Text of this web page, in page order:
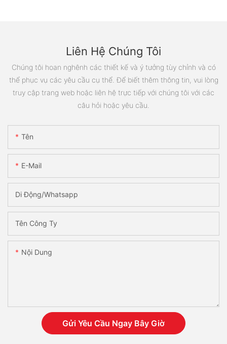
Liên Hệ Chúng Tôi
Chúng tôi hoan nghênh các thiết kế và ý tưởng tùy chỉnh và có
thể phục vụ các yêu cầu cụ thể. Để biết thêm thông tin, vui lòng
truy cập trang web hoặc liên hệ trực tiếp với chúng tôi với các
câu hỏi hoặc yêu cầu.
Tên
E-Mail
Di Động/Whatsapp
Tên Công Ty
Nội Dung
Gửi Yêu Cầu Ngay Bây Giờ